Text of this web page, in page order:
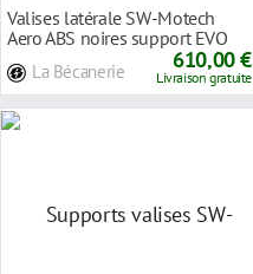
Valises latérale SW-Motech
Aero ABS noires support EVO
La Bécanerie 610,00 €
Livraison gratuite